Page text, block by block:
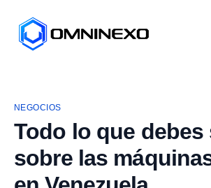
Distribuidores
NEGOCIOS
Todo lo que debes
sobre las